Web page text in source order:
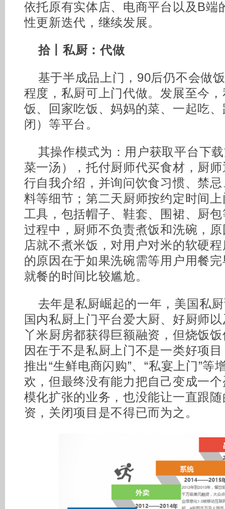
依托原有实体店、电商平台以及B端
性更新迭代，继续发展。
拾丨私厨：代做
基于半成品上门，90后仍不会做
程度，私厨可上门代做。发展至今
饭、回家吃饭、妈妈的菜、一起吃
闭）等平台。
其操作模式为：用户获取平台下
菜一汤），托付厨师代买食材，厨
行自我介绍，并询问饮食习惯、禁
料等细节；第二天厨师按约定时间
工具，包括帽子、鞋套、围裙、厨
过程中，厨师不负责煮饭和洗碗，
店就不煮米饭，对用户对米的软硬
的原因在于如果洗碗需等用户用餐
就餐的时间比较尴尬。
去年是私厨崛起的一年，美国私
国内私厨上门平台爱大厨、好厨师
丫米厨房都获得巨额融资，但烧饭
因在于不是私厨上门不是一类好项
推出“生鲜电商闪购”、“私宴上门”等
欢，但最终没有能力把自己变成一
模化扩张的业务，也没能让一直跟
资，关闭项目是不得已而为之。